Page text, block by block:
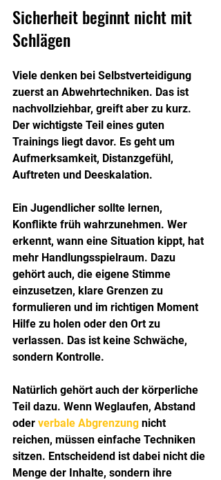
Sicherheit beginnt nicht mit
Schlägen
Viele denken bei Selbstverteidigung
zuerst an Abwehrtechniken. Das ist
nachvollziehbar, greift aber zu kurz.
Der wichtigste Teil eines guten
Trainings liegt davor. Es geht um
Aufmerksamkeit, Distanzgefühl,
Auftreten und Deeskalation.
Ein Jugendlicher sollte lernen,
Konflikte früh wahrzunehmen. Wer
erkennt, wann eine Situation kippt, hat
mehr Handlungsspielraum. Dazu
gehört auch, die eigene Stimme
einzusetzen, klare Grenzen zu
formulieren und im richtigen Moment
Hilfe zu holen oder den Ort zu
verlassen. Das ist keine Schwäche,
sondern Kontrolle.
Natürlich gehört auch der körperliche
Teil dazu. Wenn Weglaufen, Abstand
oder verbale Abgrenzung nicht
reichen, müssen einfache Techniken
sitzen. Entscheidend ist dabei nicht die
Menge der Inhalte, sondern ihre